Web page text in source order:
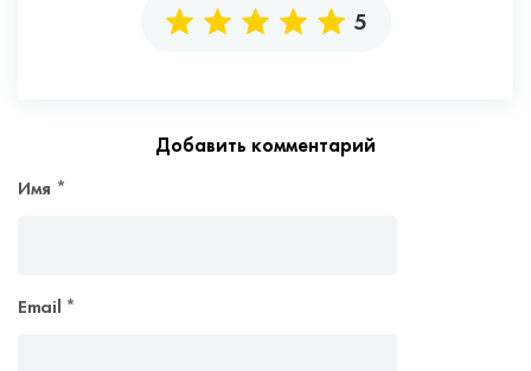
5
Добавить комментарий
Имя *
Email *